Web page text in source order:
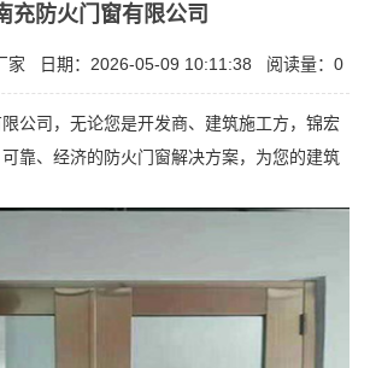
充防火门窗有限公司
家 日期：2026-05-09 10:11:38 阅读量：0
限公司，无论您是开发商、建筑施工方，锦宏
靠、经济的防火门窗解决方案，为您的建筑